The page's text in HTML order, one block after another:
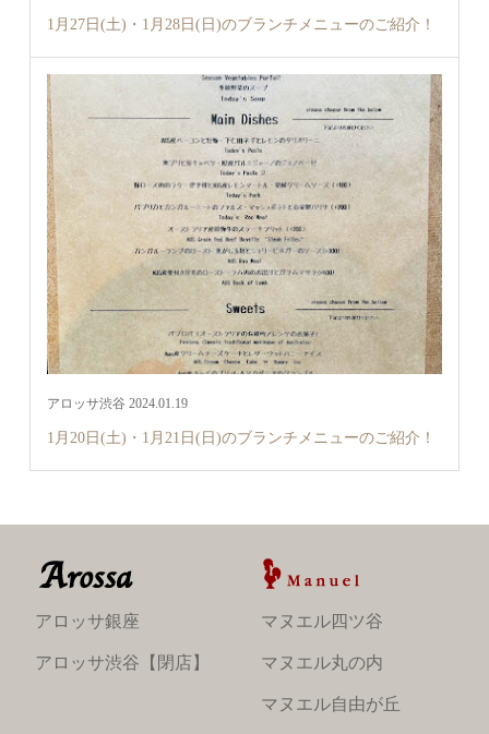
1月27日(土)・1月28日(日)のブランチメニューのご紹介！
アロッサ渋谷 2024.01.19
1月20日(土)・1月21日(日)のブランチメニューのご紹介！
アロッサ銀座
アロッサ渋谷【閉店】
マヌエル四ツ谷
マヌエル丸の内
マヌエル自由が丘